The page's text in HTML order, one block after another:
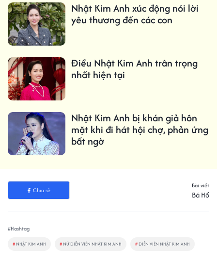
Nhật Kim Anh xúc động nói lời
yêu thương đến các con
Điều Nhật Kim Anh trân trọng
nhất hiện tại
Nhật Kim Anh bị khán giả hôn
mặt khi đi hát hội chợ, phản ứng
bất ngờ
Chia sẻ
Bài viết
Bá Hổ
#Hashtag
# NHẬT KIM ANH # NỮ DIỄN VIÊN NHẬT KIM ANH # DIỄN VIÊN NHẬT KIM ANH